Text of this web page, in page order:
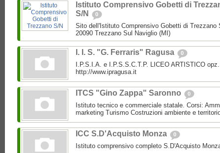
Istituto Comprensivo Gobetti di
S/N
0
Sito dell'Istituto Comprensivo Gobetti di Trezzano
20090 Trezzano Sul Naviglio (MI)
I. I. S. "G. Ferraris" Ragusa 0
I.P.S.I.A. e I.P.S.S.C.T.P. LICEO ARTISTICO
http://www.ipragusa.it
ITCS "Gino Zappa" Saronno 0
Istituto tecnico e commerciale statale. Corsi:
marketing Turismo Costruzioni ambiente e
ICC S.D'Acquisto Monza 0
Istituto comprensivo completo S.D'Acquisto